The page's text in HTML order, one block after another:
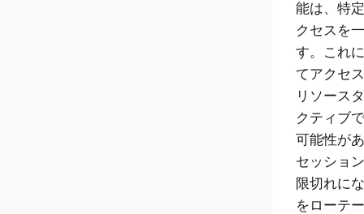
能は、特
クセスを
す。これ
てアクセ
リソース
クティブ
可能性が
セッショ
限切れに
をローテ